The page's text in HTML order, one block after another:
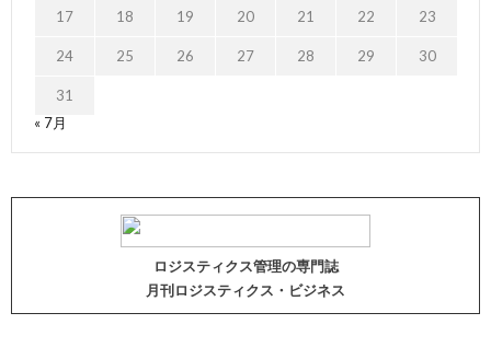
17 18 19 20 21 22 23
24 25 26 27 28 29 30
31
« 7月
ロジスティクス管理の専門誌
月刊ロジスティクス・ビジネス